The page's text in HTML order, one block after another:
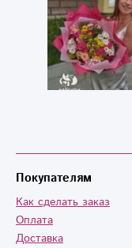
Покупателям
Как сделать заказ
Оплата
Доставка